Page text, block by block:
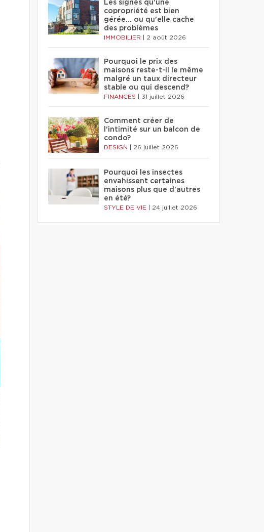
Les signes qu'une
copropriété est bien
gérée… ou qu'elle cache
des problèmes
IMMOBILIER 2 août 2026
Pourquoi le prix des
maisons reste-t-il le même
malgré un taux directeur
stable ou qui descend?
FINANCES 31 juillet 2026
Comment créer de
l'intimité sur un balcon de
condo?
DESIGN 26 juillet 2026
Pourquoi les insectes
envahissent certaines
maisons plus que d'autres
en été?
STYLE DE VIE 24 juillet 2026